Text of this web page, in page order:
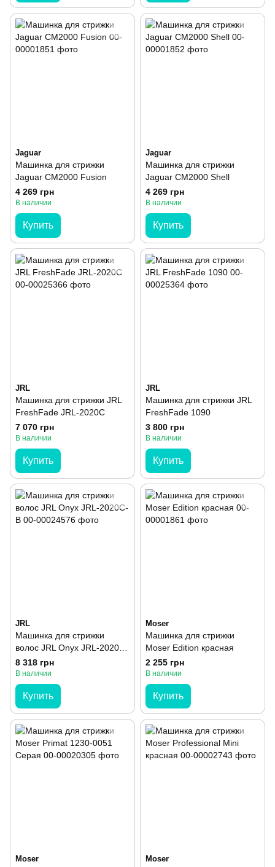
Jaguar
Машинка для стрижки
Jaguar CM2000 Fusion
4 269 грн
В наличии
Купить
Jaguar
Машинка для стрижки
Jaguar CM2000 Shell
4 269 грн
В наличии
Купить
JRL
Машинка для стрижки JRL
FreshFade JRL-2020C
7 070 грн
В наличии
Купить
JRL
Машинка для стрижки JRL
FreshFade 1090
3 800 грн
В наличии
Купить
JRL
Машинка для стрижки
волос JRL Onyx JRL-2020C-
B
8 318 грн
В наличии
Купить
Moser
Машинка для стрижки
Moser Edition красная
2 255 грн
В наличии
Купить
Moser Moser